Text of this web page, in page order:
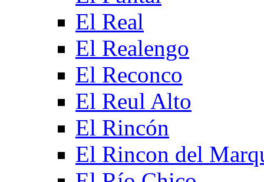
El Real
El Realengo
El Reconco
El Reul Alto
El Rincón
El Rincon del